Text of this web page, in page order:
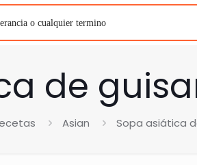
de
Asian Sopa asiática